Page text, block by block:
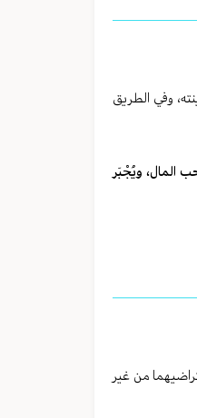
وفي الطريق
المال، ويُجْبَر
من غير